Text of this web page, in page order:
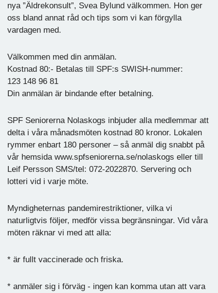
nya ”Äldrekonsult”, Svea Bylund välkommen. Hon ger
oss bland annat råd och tips som vi kan förgylla
vardagen med.
Välkommen med din anmälan.
Kostnad 80:- Betalas till SPF:s SWISH-nummer:
123 148 96 81
Din anmälan är bindande efter betalning.
SPF Seniorerna Nolaskogs inbjuder alla medlemmar att
delta i våra månadsmöten kostnad 80 kronor. Lokalen
rymmer enbart 180 personer – så anmäl dig snabbt på
vår hemsida www.spfseniorerna.se/nolaskogs eller till
Leif Persson SMS/tel: 072-2022870. Servering och
lotteri vid i varje möte.
Myndigheternas pandemirestriktioner, vilka vi
naturligtvis följer, medför vissa begränsningar. Vid våra
möten räknar vi med att alla:
* är fullt vaccinerade och friska.
* anmäler sig i förväg - ingen kan komma utan att vara